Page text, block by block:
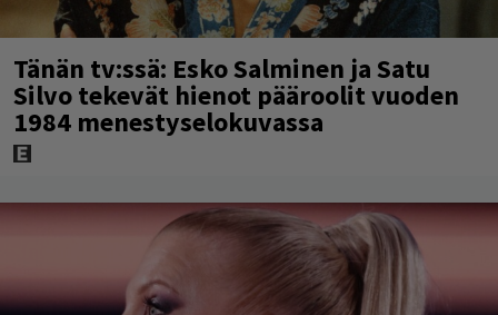
Tänän tv:ssä: Esko Salminen ja Satu
Silvo tekevät hienot pääroolit vuoden
1984 menestyselokuvassa